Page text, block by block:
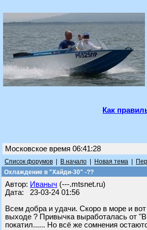
Как
Московское время 06:41:28
Список форумов В начало Новая тема
Охлаждение в "Хайди-30" -??
Автор: Иваныч (---.mtsnet.ru)
Дата: 23-03-24 01:56
Всем добра и удачи. Скоро в море и
выходе ? Привычка выработалась от
покатил...... Но всё же сомнения